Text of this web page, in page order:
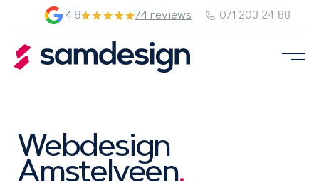
4.8 74 reviews 071 203 24 88
Webdesign
Amstelveen.